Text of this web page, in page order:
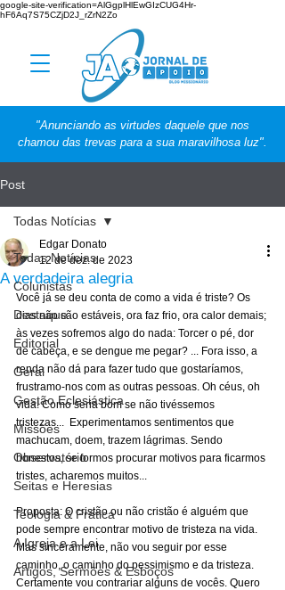
google-site-verification=AlGgplHlEwGIzCUG4Hr-
hF6Aq7S75CZjD2J_rZrN2Zo
"Anunciando as virtudes daquele que nos
chamou das trevas para a sua maravilhosa luz".
Post
Todas Notícias
Colunistas
Destaque
Editorial
Geral
Gestão Eclesiástica
Missões
Observatório
Seitas e Heresias
Teologia & Prática
A Igreja e a Lei
Artigos, Sermões & Esboços
Todas Notícias
A verdadeira alegria
Edgar Donato
12 de dez. de 2023
Você já se deu conta de como a vida é triste? Os
dias não são estáveis, ora faz frio, ora calor demais;
às vezes sofremos algo do nada: Torcer o pé, dor
de cabeça, e se dengue me pegar? ... Fora isso, a
renda não dá para fazer tudo que gostaríamos,
frustramo-nos com as outras pessoas. Oh céus, oh
vida! Como seria bom se não tivéssemos
tristezas...  Experimentamos sentimentos que
machucam, doem, trazem lágrimas. Sendo
honestos, se formos procurar motivos para ficarmos
tristes, acharemos muitos...
Proposta: O cristão ou não cristão é alguém que
pode sempre encontrar motivo de tristeza na vida.
Mas sinceramente, não vou seguir por esse
caminho, o caminho do pessimismo e da tristeza.
Certamente vou contrariar alguns de vocês. Quero